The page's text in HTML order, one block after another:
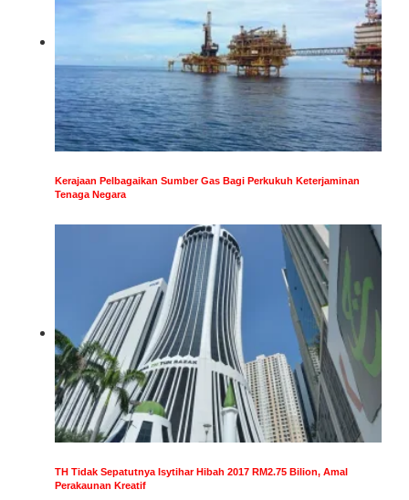
Kerajaan Pelbagaikan Sumber Gas Bagi Perkukuh Keterjaminan
Tenaga Negara
TH Tidak Sepatutnya Isytihar Hibah 2017 RM2.75 Bilion, Amal
Perakaunan Kreatif